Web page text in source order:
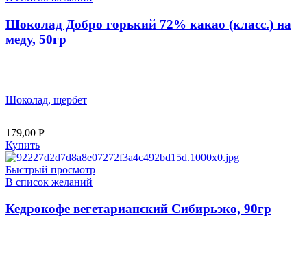
Шоколад Добро горький 72% какао (класс.) на
меду, 50гр
Шоколад, щербет
179,00 Р
Купить
Быстрый просмотр
В список желаний
Кедрокофе вегетарианский Сибирьэко, 90гр